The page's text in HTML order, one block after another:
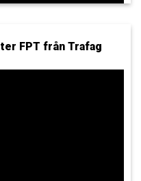
FPT från Trafag